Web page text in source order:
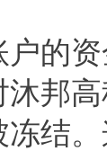
的
邦
结